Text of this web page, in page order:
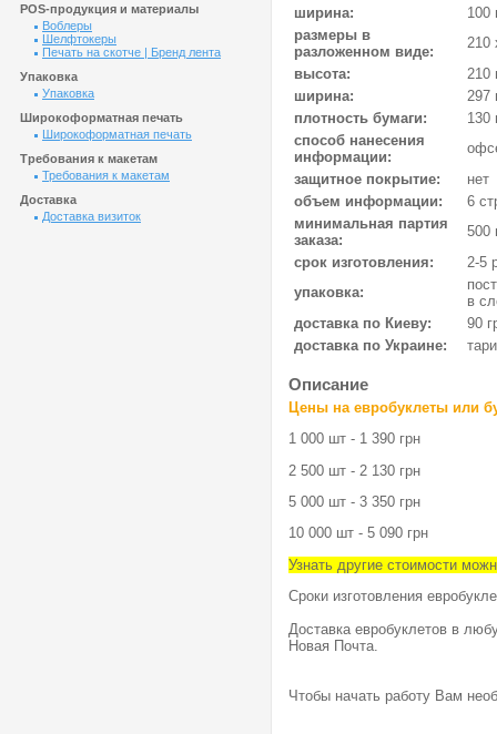
POS-продукция и материалы
Воблеры
Шелфтокеры
Печать на скотче | Бренд лента
Упаковка
Упаковка
Широкоформатная печать
Широкоформатная печать
Требования к макетам
Требования к макетам
Доставка
Доставка визиток
ширина:
100
размеры в
разложенном виде:
210
высота:
210
ширина:
297
плотность бумаги:
130
способ нанесения
информации:
защитное покрытие:
нет
объем информации:
6
минимальная партия
заказа:
500
срок изготовления:
2-5
упаковка:
в
доставка по Киеву:
90
доставка по Украине:
Описание
Цены на евробуклеты или
1 000 шт - 1 390 грн
2 500 шт - 2 130 грн
5 000 шт - 3 350 грн
10 000 шт - 5 090 грн
Узнать другие стоимости
Сроки изготовления
Доставка евробуклетов в
Новая Почта.
Чтобы начать работу Вам